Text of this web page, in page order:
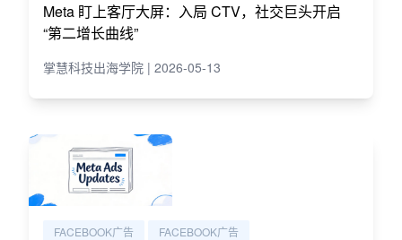
Meta 盯上客厅大屏：入局 CTV，社交巨头开启
“第二增长曲线”
掌慧科技出海学院 | 2026-05-13
FACEBOOK广告 FACEBOOK广告